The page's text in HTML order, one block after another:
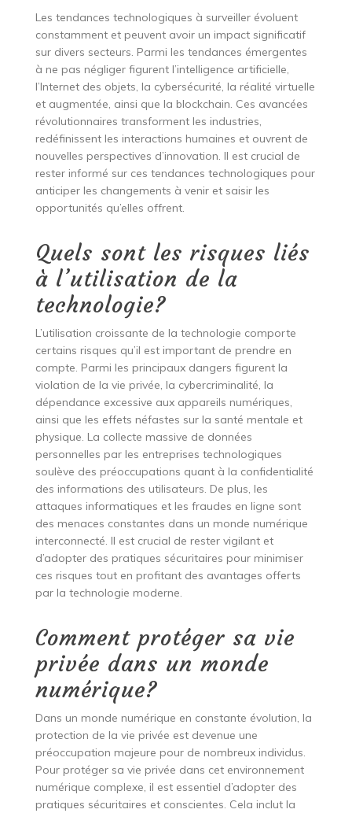
Les tendances technologiques à surveiller évoluent
constamment et peuvent avoir un impact significatif
sur divers secteurs. Parmi les tendances émergentes
à ne pas négliger figurent l’intelligence artificielle,
l’Internet des objets, la cybersécurité, la réalité virtuelle
et augmentée, ainsi que la blockchain. Ces avancées
révolutionnaires transforment les industries,
redéfinissent les interactions humaines et ouvrent de
nouvelles perspectives d’innovation. Il est crucial de
rester informé sur ces tendances technologiques pour
anticiper les changements à venir et saisir les
opportunités qu’elles offrent.
Quels sont les risques liés
à l’utilisation de la
technologie?
L’utilisation croissante de la technologie comporte
certains risques qu’il est important de prendre en
compte. Parmi les principaux dangers figurent la
violation de la vie privée, la cybercriminalité, la
dépendance excessive aux appareils numériques,
ainsi que les effets néfastes sur la santé mentale et
physique. La collecte massive de données
personnelles par les entreprises technologiques
soulève des préoccupations quant à la confidentialité
des informations des utilisateurs. De plus, les
attaques informatiques et les fraudes en ligne sont
des menaces constantes dans un monde numérique
interconnecté. Il est crucial de rester vigilant et
d’adopter des pratiques sécuritaires pour minimiser
ces risques tout en profitant des avantages offerts
par la technologie moderne.
Comment protéger sa vie
privée dans un monde
numérique?
Dans un monde numérique en constante évolution, la
protection de la vie privée est devenue une
préoccupation majeure pour de nombreux individus.
Pour protéger sa vie privée dans cet environnement
numérique complexe, il est essentiel d’adopter des
pratiques sécuritaires et conscientes. Cela inclut la